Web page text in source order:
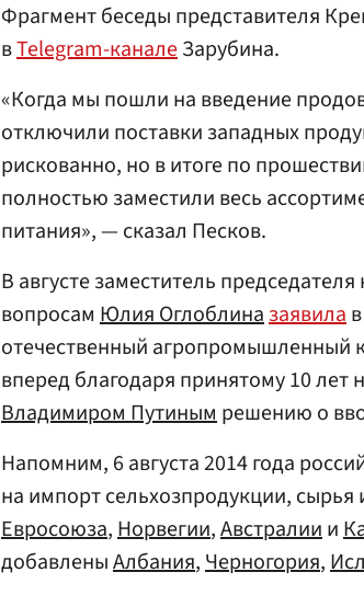
Фрагмент беседы представителя
вTelegram-каналеЗарубина.
«Когда мы пошли на введение
отключили поставки западных
рискованно, но в итоге по
полностью заместили весь
питания», — сказал Песков.
В августе заместитель
вопросам Юлия Оглоблиназаявила
отечественный агропромышленный
вперед благодаря принятому 10 лет
Владимиром Путинымрешению о
Напомним, 6 августа 2014 года
на импорт сельхозпродукции, сырья
Евросоюза,Норвегии,Австралиии
добавленыАлбания,Черногория,